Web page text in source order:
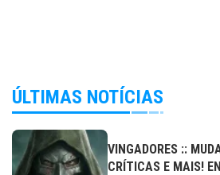
ÚLTIMAS NOTÍCIAS
VINGADORES ::
CRÍTICAS E MAIS!